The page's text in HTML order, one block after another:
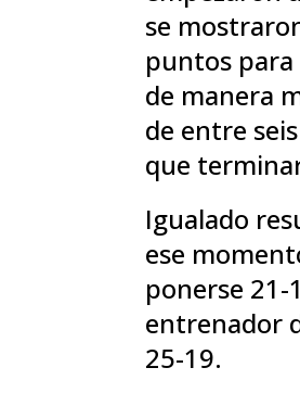
se
puntos para
de manera
de entre
que
Igualado
ese
ponerse 21-
entrenador
25-19.